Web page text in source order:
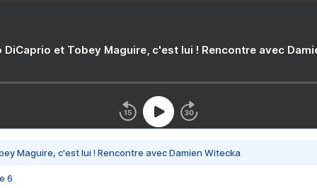
DiCaprio et Tobey Maguire, c'est lui ! Rencontre avec
Maguire, c'est lui ! Rencontre avec Damien Witecka
6